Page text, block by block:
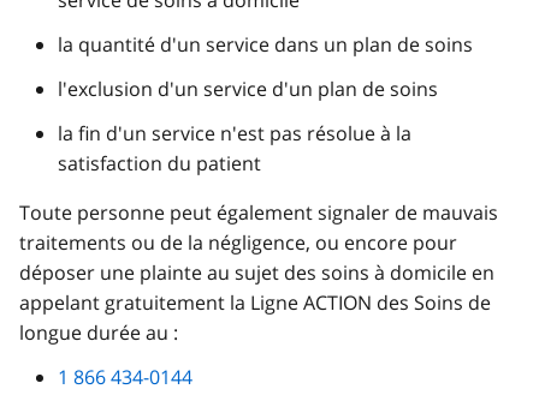
la quantité d'un service dans un plan de soins
l'exclusion d'un service d'un plan de soins
la fin d'un service n'est pas résolue à la
satisfaction du patient
Toute personne peut également signaler de mauvais
traitements ou de la négligence, ou encore pour
déposer une plainte au sujet des soins à domicile en
appelant gratuitement la Ligne ACTION des Soins de
longue durée au :
1 866 434-0144